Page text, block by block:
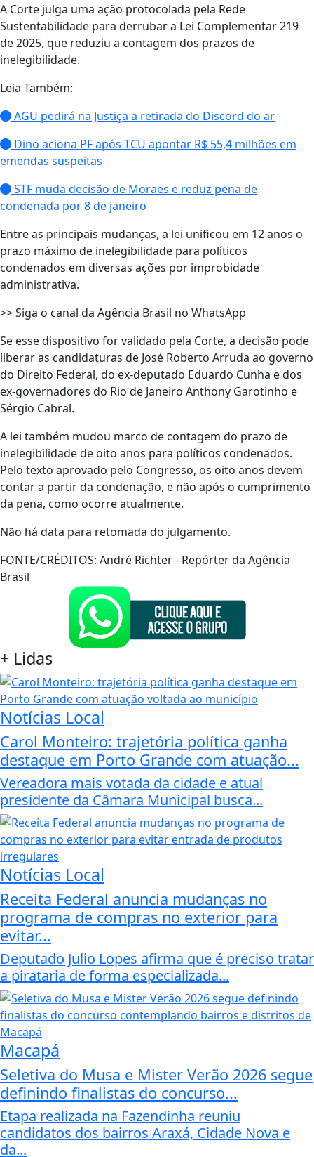
A Corte julga uma ação protocolada pela Rede
Sustentabilidade para derrubar a Lei Complementar 219
de 2025, que reduziu a contagem dos prazos de
inelegibilidade.
Leia Também:
AGU pedirá na Justiça a retirada do Discord do ar
Dino aciona PF após TCU apontar R$ 55,4 milhões em
emendas suspeitas
STF muda decisão de Moraes e reduz pena de
condenada por 8 de janeiro
Entre as principais mudanças, a lei unificou em 12 anos o
prazo máximo de inelegibilidade para políticos
condenados em diversas ações por improbidade
administrativa.
>> Siga o canal da Agência Brasil no WhatsApp
Se esse dispositivo for validado pela Corte, a decisão pode
liberar as candidaturas de José Roberto Arruda ao governo
do Direito Federal, do ex-deputado Eduardo Cunha e dos
ex-governadores do Rio de Janeiro Anthony Garotinho e
Sérgio Cabral.
A lei também mudou marco de contagem do prazo de
inelegibilidade de oito anos para políticos condenados.
Pelo texto aprovado pelo Congresso, os oito anos devem
contar a partir da condenação, e não após o cumprimento
da pena, como ocorre atualmente.
Não há data para retomada do julgamento.
FONTE/CRÉDITOS: André Richter - Repórter da Agência
Brasil
+ Lidas
Notícias Local
Carol Monteiro: trajetória política ganha
destaque em Porto Grande com atuação...
Vereadora mais votada da cidade e atual
presidente da Câmara Municipal busca...
Notícias Local
Receita Federal anuncia mudanças no
programa de compras no exterior para
evitar...
Deputado Julio Lopes afirma que é preciso tratar
a pirataria de forma especializada...
Macapá
Seletiva do Musa e Mister Verão 2026 segue
definindo finalistas do concurso...
Etapa realizada na Fazendinha reuniu
candidatos dos bairros Araxá, Cidade Nova e
da...